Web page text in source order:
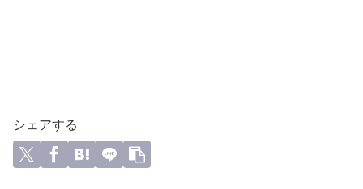
シェアする